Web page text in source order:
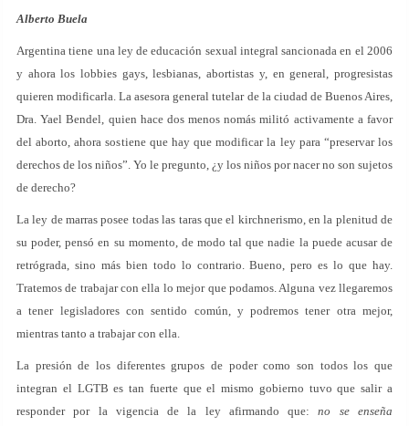
Alberto Buela
Argentina tiene una ley de educación sexual integral sancionada en el 2006
y ahora los lobbies gays, lesbianas, abortistas y, en general, progresistas
quieren modificarla. La asesora general tutelar de la ciudad de Buenos Aires,
Dra. Yael Bendel, quien hace dos menos nomás militó activamente a favor
del aborto, ahora sostiene que hay que modificar la ley para “preservar los
derechos de los niños”. Yo le pregunto, ¿y los niños por nacer no son sujetos
de derecho?
La ley de marras posee todas las taras que el kirchnerismo, en la plenitud de
su poder, pensó en su momento, de modo tal que nadie la puede acusar de
retrógrada, sino más bien todo lo contrario. Bueno, pero es lo que hay.
Tratemos de trabajar con ella lo mejor que podamos. Alguna vez llegaremos
a tener legisladores con sentido común, y podremos tener otra mejor,
mientras tanto a trabajar con ella.
La presión de los diferentes grupos de poder como son todos los que
integran el LGTB es tan fuerte que el mismo gobierno tuvo que salir a
responder por la vigencia de la ley afirmando que:no se enseña